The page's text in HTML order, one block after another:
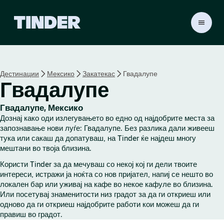
r
H
o
m
e
Дестинации Мексико Закатекас Гвадалупе
Гвадалупе
Гвадалупе, Мексико
Дознај како оди излегувањето во едно од најдобрите места за
запознавање нови луѓе: Гвадалупе. Без разлика дали живееш
тука или сакаш да допатуваш, на Tinder ќе најдеш многу
мештани во твоја близина.
Користи Tinder за да мечуваш со некој кој ги дели твоите
интереси, истражи ја ноќта со нов пријател, напиј се нешто во
локален бар или уживај на кафе во некое кафуле во близина.
Или посетувај знаменитости низ градот за да ги откриеш или
одново да ги откриеш најдобрите работи кои можеш да ги
правиш во градот.